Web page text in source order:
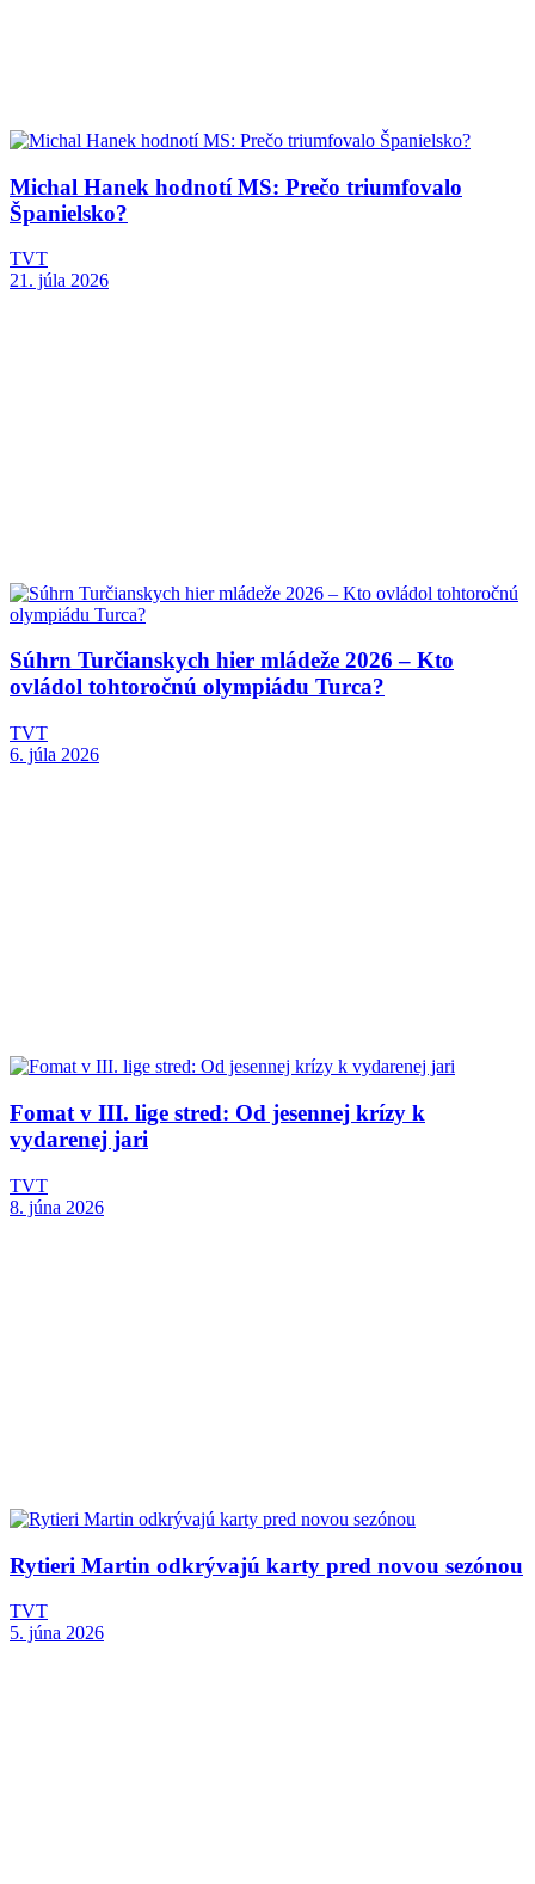
Michal Hanek hodnotí MS: Prečo triumfovalo
Španielsko?
TVT
21. júla 2026
Súhrn Turčianskych hier mládeže 2026 – Kto
ovládol tohtoročnú olympiádu Turca?
TVT
6. júla 2026
Fomat v III. lige stred: Od jesennej krízy k
vydarenej jari
TVT
8. júna 2026
Rytieri Martin odkrývajú karty pred novou sezónou
TVT
5. júna 2026